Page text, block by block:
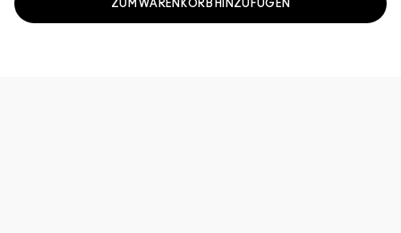
ZUM WARENKORB HINZUFÜGEN